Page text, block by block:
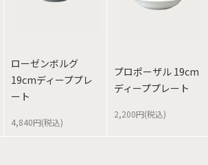
ローゼンボルグ
19cmディーププレ
ート
4,840円(税込)
プロポーザル 19cm
ディーププレート
2,200円(税込)